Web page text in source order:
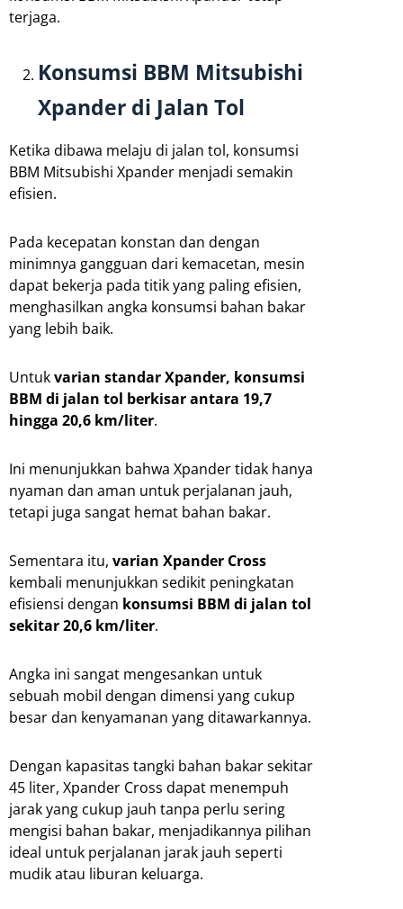
terjaga.
Konsumsi BBM Mitsubishi
Xpander di Jalan Tol
Ketika dibawa melaju di jalan tol, konsumsi
BBM Mitsubishi Xpander menjadi semakin
efisien.
Pada kecepatan konstan dan dengan
minimnya gangguan dari kemacetan, mesin
dapat bekerja pada titik yang paling efisien,
menghasilkan angka konsumsi bahan bakar
yang lebih baik.
Untukvarian standar Xpander, konsumsi
BBM di jalan tol berkisar antara 19,7
hingga 20,6 km/liter.
Ini menunjukkan bahwa Xpander tidak hanya
nyaman dan aman untuk perjalanan jauh,
tetapi juga sangat hemat bahan bakar.
Sementara itu, varian Xpander Cross
kembali menunjukkan sedikit peningkatan
efisiensi dengan konsumsi BBM di jalan tol
sekitar 20,6 km/liter.
Angka ini sangat mengesankan untuk
sebuah mobil dengan dimensi yang cukup
besar dan kenyamanan yang ditawarkannya.
Dengan kapasitas tangki bahan bakar sekitar
45 liter, Xpander Cross dapat menempuh
jarak yang cukup jauh tanpa perlu sering
mengisi bahan bakar, menjadikannya pilihan
ideal untuk perjalanan jarak jauh seperti
mudik atau liburan keluarga.